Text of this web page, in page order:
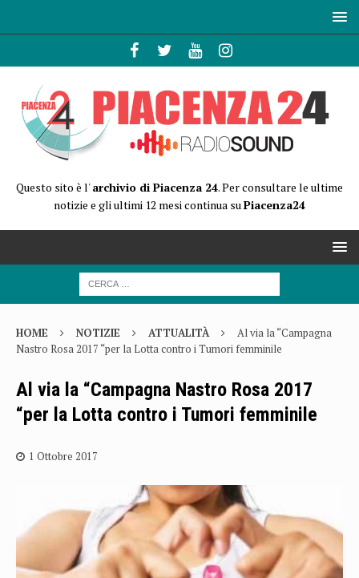
Questo sito è l'archivio di Piacenza 24. Per consultare le ultime
notizie e gli ultimi 12 mesi continua suPiacenza24
HOME NOTIZIE ATTUALITÀ
Al via la “Campagna
Nastro Rosa 2017 “per la Lotta contro i Tumori femminile
Al via la “Campagna Nastro Rosa 2017
“per la Lotta contro i Tumori femminile
1 Ottobre 2017